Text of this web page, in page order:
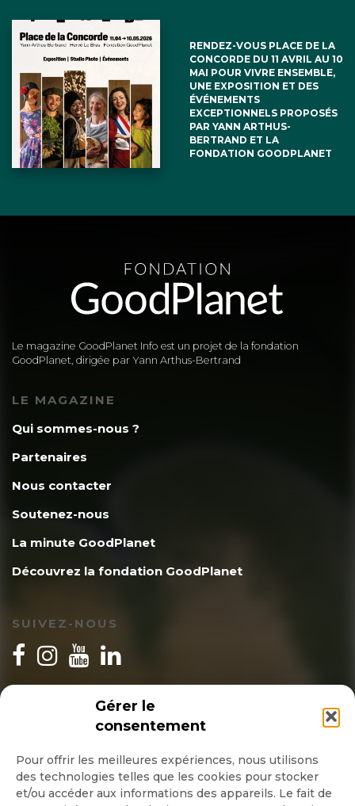
Gérer le
consentement
Pour offrir les meilleures expériences, nous utilisons
des technologies telles que les cookies pour stocker
et/ou accéder aux informations des appareils. Le fait de
RENDEZ-VOUS PLACE DE LA
CONCORDE DU 11 AVRIL AU 10
MAI POUR VIVRE ENSEMBLE,
UNE EXPOSITION ET DES
ÉVÉNEMENTS
EXCEPTIONNELS PROPOSÉS
PAR YANN ARTHUS-
BERTRAND ET LA
FONDATION GOODPLANET
Le magazine GoodPlanet Info est un projet de la fondation
GoodPlanet, dirigée par Yann Arthus-Bertrand
LE MAGAZINE
Qui sommes-nous ?
Partenaires
Nous contacter
Soutenez-nous
La minute GoodPlanet
Découvrez la fondation GoodPlanet
SUIVEZ-NOUS
INSCRIPTION NEWSLETTER
Quotidienne